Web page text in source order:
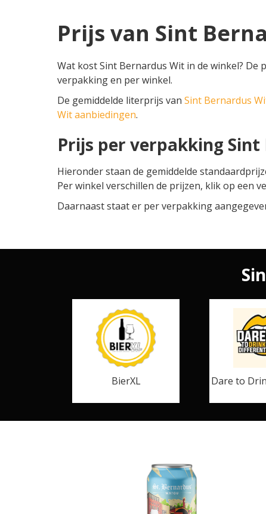
Prijs van Sint
Wat kost Sint Bernardus Wit in de winkel?
verpakking en per winkel.
De gemiddelde literprijs van Sint Bernardus
Wit aanbiedingen.
Prijs per verpakking
Hieronder staan de gemiddelde
Per winkel verschillen de prijzen, klik op een
Daarnaast staat er per verpakking
BierXL Dare to